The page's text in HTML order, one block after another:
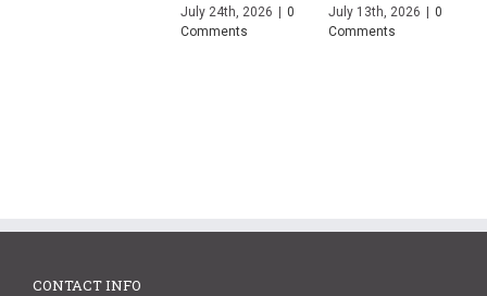
July 24th, 2026 | 0
Comments
July 13th, 2026 | 0
Comments
CONTACT INFO